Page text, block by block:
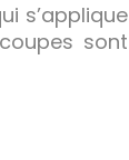
s’applique
sont